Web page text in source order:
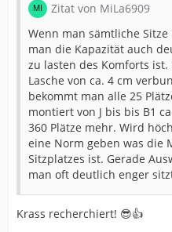
Zitat von MiLa6909
Wenn man sämtliche
man die Kapazität auch
zu lasten des Komforts
Lasche von ca. 4 cm
bekommt man alle 25
montiert von J bis bis B1
360 Plätze mehr. Wird
eine Norm geben was die
Sitzplatzes ist. Gerade
man oft deutlich enger
Krass recherchiert! 😎👍